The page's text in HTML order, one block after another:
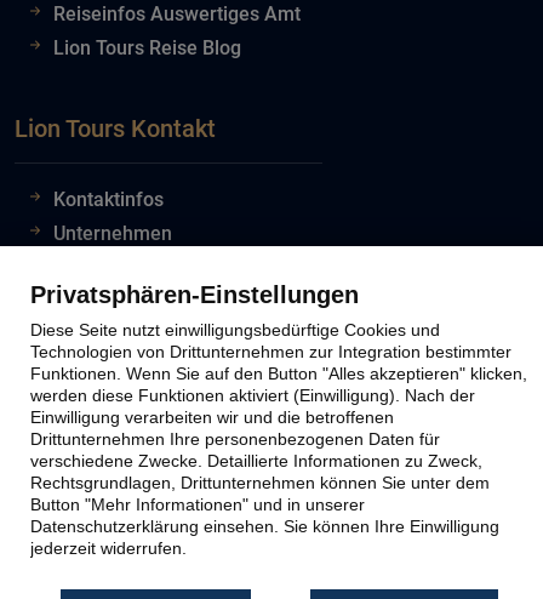
Reiseinfos Auswertiges Amt
Lion Tours Reise Blog
Lion Tours Kontakt
Kontaktinfos
Unternehmen
Reiseveranstalter
Impressum
Datenschutz
Widerruf Reiseversicherung
Privatsphären-Einstellungen
Diese Seite nutzt einwilligungsbedürftige Cookies und
Technologien von Drittunternehmen zur Integration bestimmter
Funktionen. Wenn Sie auf den Button "Alles akzeptieren" klicken,
werden diese Funktionen aktiviert (Einwilligung). Nach der
Einwilligung verarbeiten wir und die betroffenen
Drittunternehmen Ihre personenbezogenen Daten für
verschiedene Zwecke. Detaillierte Informationen zu Zweck,
Rechtsgrundlagen, Drittunternehmen können Sie unter dem
Button "Mehr Informationen" und in unserer
Datenschutzerklärung einsehen. Sie können Ihre Einwilligung
jederzeit widerrufen.